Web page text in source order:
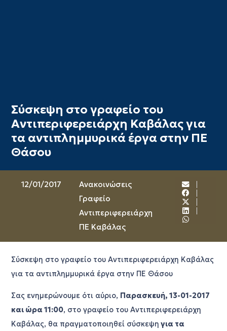
Σύσκεψη στο γραφείο του
Αντιπεριφερειάρχη Καβάλας για
τα αντιπλημμυρικά έργα στην ΠΕ
Θάσου
12/01/2017
Ανακοινώσεις
Γραφείο
Αντιπεριφερειάρχη
ΠΕ Καβάλας
Σύσκεψη στο γραφείο του Αντιπεριφερειάρχη Καβάλας
για τα αντιπλημμυρικά έργα στην ΠΕ Θάσου
Σας ενημερώνουμε ότι αύριο, Παρασκευή, 13-01-2017
και ώρα 11:00, στο γραφείο του Αντιπεριφερειάρχη
Καβάλας, θα πραγματοποιηθεί σύσκεψη για τα